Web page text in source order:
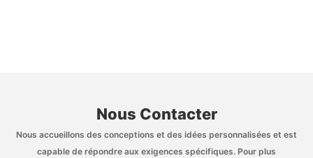
Nous Contacter
Nous accueillons des conceptions et des idées personnalisées et est
capable de répondre aux exigences spécifiques. Pour plus